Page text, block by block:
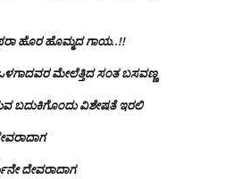
ಹೊರ ಹೊಮ್ಮದ ಗಾಯ..!!
ಒಳಗಾದವರ ಮೇಲೆತ್ತಿದ ಸಂತ ಬಸವಣ್ಣ
ಬದುಕಿಗೊಂದು ವಿಶೇಷತೆ ಇರಲಿ
ದೇವರಾದಾಗ